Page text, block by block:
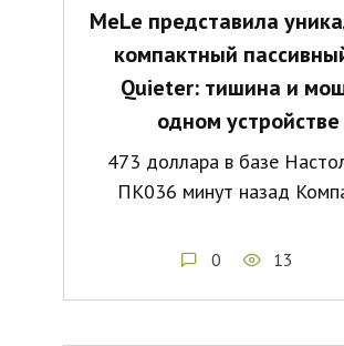
MeLe представила
компактный
Quieter: тишина и
одном устройстве
473 доллара в базе
ПК036 минут назад
0 13